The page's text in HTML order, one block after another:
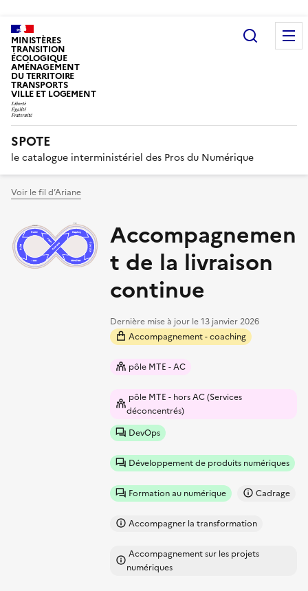
MINISTÈRES
TRANSITION
ÉCOLOGIQUE
AMÉNAGEMENT
DU TERRITOIRE
TRANSPORTS
VILLE ET LOGEMENT
SPOTE
le catalogue interministériel des Pros du Numérique
Voir le fil d’Ariane
Accompagnemen
t de la livraison
continue
Dernière mise à jour le13 janvier 2026
Accompagnement - coaching
pôle MTE - AC
pôle MTE - hors AC (Services
déconcentrés)
DevOps
Développement de produits numériques
Formation au numérique Cadrage
Accompagner la transformation
Accompagnement sur les projets
numériques